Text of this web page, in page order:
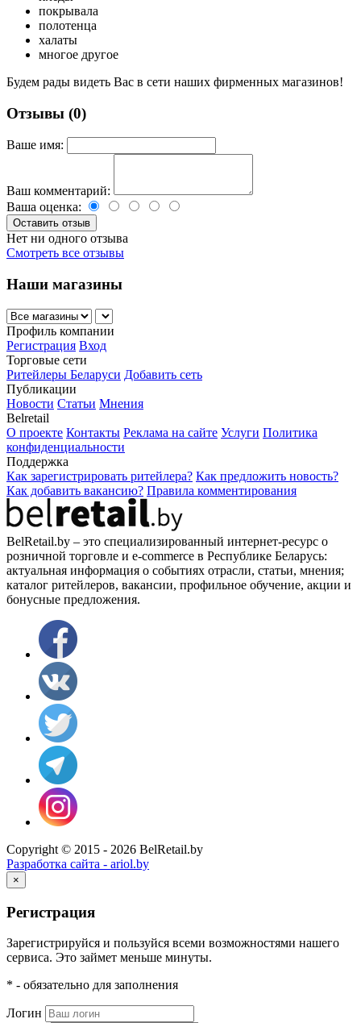
покрывала
полотенца
халаты
многое другое
Будем рады видеть Вас в сети наших фирменных магазинов!
Отзывы (0)
Ваше имя:
Ваш комментарий:
Ваша оценка:
Нет ни одного отзыва
Смотреть все отзывы
Наши магазины
Профиль компании
Регистрация Вход
Торговые сети
Ритейлеры Беларуси Добавить сеть
Публикации
Новости Статьи Мнения
Belretail
О проекте Контакты Реклама на сайте Услуги Политика
конфиденциальности
Поддержка
Как зарегистрировать ритейлера? Как предложить новость?
Как добавить вакансию? Правила комментирования
BelRetail.by – это специализированный интернет-ресурс о
розничной торговле и e-commerce в Республике Беларусь:
актуальная информация о событиях отрасли, статьи, мнения;
каталог ритейлеров, вакансии, профильное обучение, акции и
бонусные предложения.
Copyright © 2015 - 2026 BelRetail.by
Разработка сайта - ariol.by
×
Регистрация
Зарегистрируйся и пользуйся всеми возможностями нашего
сервиса. Это займет меньше минуты.
* - обязательно для заполнения
Логин